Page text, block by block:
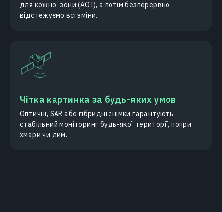
для кожної зони (AOI), а потім безперервно
відстежуємо всі зміни.
Чітка картинка за будь-яких умов
Оптичні, SAR або гібридні знімки гарантують
стабільний моніторинг будь-якої території, попри
хмари чи дим.